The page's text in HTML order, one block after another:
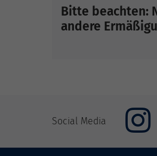
Bitte beachten:
andere
Social Media